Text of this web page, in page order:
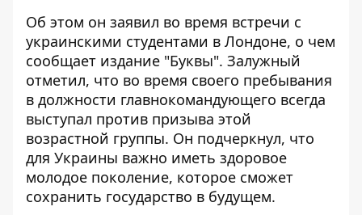
Об этом он заявил во время встречи с
украинскими студентами в Лондоне, о чем
сообщает издание "Буквы". Залужный
отметил, что во время своего пребывания
в должности главнокомандующего всегда
выступал против призыва этой
возрастной группы. Он подчеркнул, что
для Украины важно иметь здоровое
молодое поколение, которое сможет
сохранить государство в будущем.